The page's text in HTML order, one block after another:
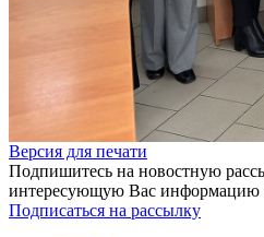
Версия для печати
Подпишитесь на новостную
интересующую Вас информацию
Подписаться на рассылку